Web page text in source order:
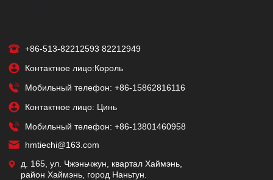
+86-513-82212593 82212949
Контактное лицо:Король
Мобильный телефон:+86-15862816116
Контактное лицо: Цинь
Мобильный телефон:+86-13801460958
hmtiechi@163.com
д. 165, ул. Чжэньчжун, квартал Хаймэнь,
район Хаймэнь, город Наньтун.